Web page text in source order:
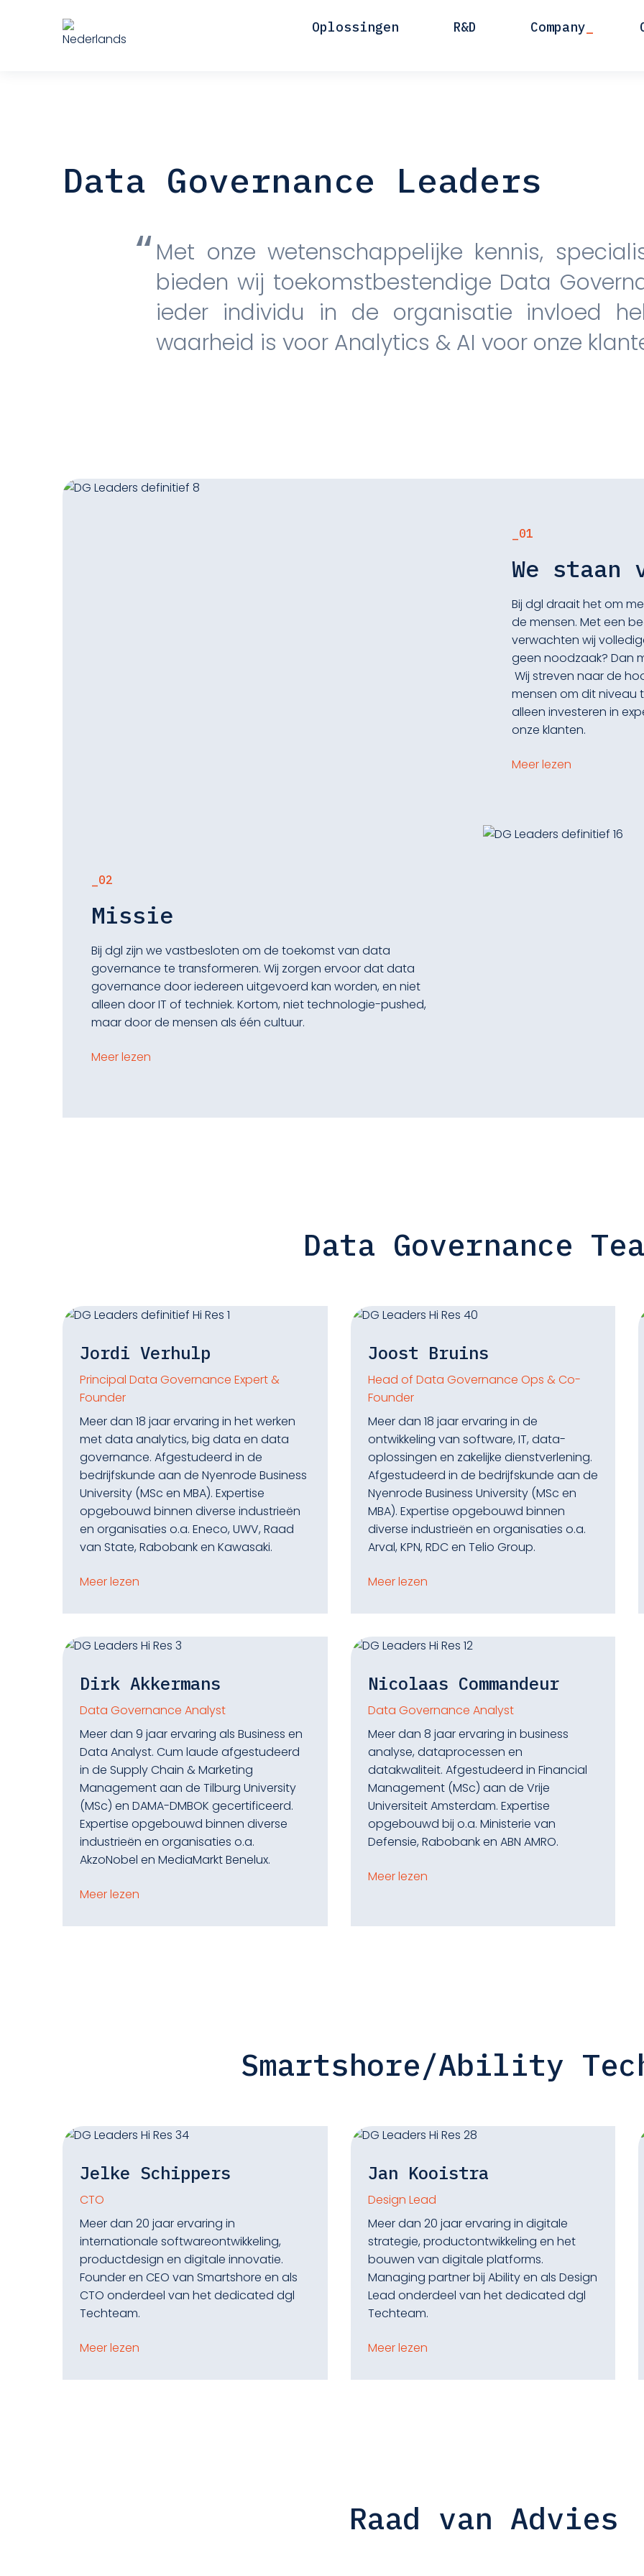
Oplossingen R&D Company
Data Governance Leaders
Met onze wetenschappelijke kennis,
bieden wij toekomstbestendige Data
ieder individu in de organisatie invloed
waarheid is voor Analytics & AI voor onze
_01
We staan
Bij dgl draait het om
de mensen. Met een
verwachten wij
geen noodzaak? Dan
Wij streven naar de
mensen om dit niveau
alleen investeren in
onze klanten.
Meer lezen
_02
Missie
Bij dgl zijn we vastbesloten om de toekomst van data
governance te transformeren. Wij zorgen ervoor dat data
governance door iedereen uitgevoerd kan worden, en niet
alleen door IT of techniek. Kortom, niet technologie-pushed,
maar door de mensen als één cultuur.
Meer lezen
Data Governance
Jordi Verhulp
Principal Data Governance Expert &
Founder
Meer dan 18 jaar ervaring in het werken
met data analytics, big data en data
governance. Afgestudeerd in de
bedrijfskunde aan de Nyenrode Business
University (MSc en MBA). Expertise
opgebouwd binnen diverse industrieën
en organisaties o.a. Eneco, UWV, Raad
van State, Rabobank en Kawasaki.
Meer lezen
Joost Bruins
Head of Data Governance Ops & Co-
Founder
Meer dan 18 jaar ervaring in de
ontwikkeling van software, IT, data-
oplossingen en zakelijke dienstverlening.
Afgestudeerd in de bedrijfskunde aan de
Nyenrode Business University (MSc en
MBA). Expertise opgebouwd binnen
diverse industrieën en organisaties o.a.
Arval, KPN, RDC en Telio Group.
Meer lezen
Dirk Akkermans
Data Governance Analyst
Meer dan 9 jaar ervaring als Business en
Data Analyst. Cum laude afgestudeerd
in de Supply Chain & Marketing
Management aan de Tilburg University
(MSc) en DAMA-DMBOK gecertificeerd.
Expertise opgebouwd binnen diverse
industrieën en organisaties o.a.
AkzoNobel en MediaMarkt Benelux.
Meer lezen
Nicolaas Commandeur
Data Governance Analyst
Meer dan 8 jaar ervaring in business
analyse, dataprocessen en
datakwaliteit. Afgestudeerd in Financial
Management (MSc) aan de Vrije
Universiteit Amsterdam. Expertise
opgebouwd bij o.a. Ministerie van
Defensie, Rabobank en ABN AMRO.
Meer lezen
Smartshore/Ability
Jelke Schippers
CTO
Meer dan 20 jaar ervaring in
internationale softwareontwikkeling,
productdesign en digitale innovatie.
Founder en CEO van Smartshore en als
CTO onderdeel van het dedicated dgl
Techteam.
Meer lezen
Jan Kooistra
Design Lead
Meer dan 20 jaar ervaring in digitale
strategie, productontwikkeling en het
bouwen van digitale platforms.
Managing partner bij Ability en als Design
Lead onderdeel van het dedicated dgl
Techteam.
Meer lezen
Raad van Advies